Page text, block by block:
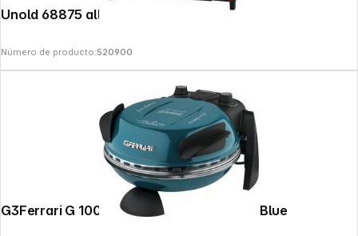
Unold 68875 allround oven
Número de producto:520900
G3Ferrari G 1000604 Delizia Pizzamaker Blue